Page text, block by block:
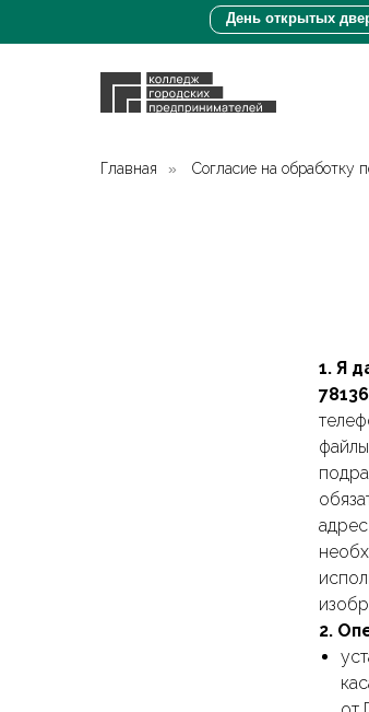
День открытых
Главная » Согласие на обработку
1. Я
2.